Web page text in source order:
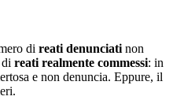
di reati denunciatinon
di reati realmente commessi: in
e non denuncia. Eppure, il